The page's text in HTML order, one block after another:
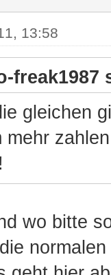
13:58
freak1987
gleichen
mehr
wo bitte